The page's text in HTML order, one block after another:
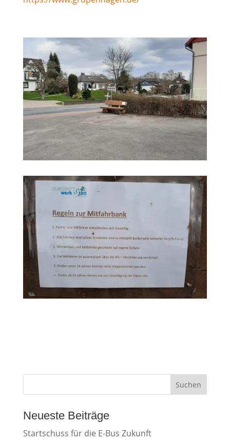
Suchen
Neueste Beiträge
Startschuss für die E-Bus Zukunft